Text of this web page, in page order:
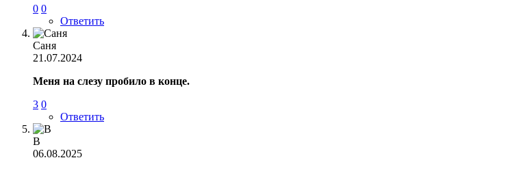
0 0
Ответить
Саня
21.07.2024
Меня на слезу пробило в конце.
3 0
Ответить
В
06.08.2025